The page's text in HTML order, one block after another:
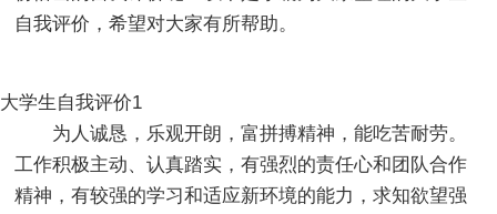
自我评价，希望对大家有所帮助。
大学生自我评价1
为人诚恳，乐观开朗，富拼搏精神，能吃苦耐劳。
工作积极主动、认真踏实，有强烈的责任心和团队合作
精神，有较强的学习和适应新环境的能力，求知欲望强